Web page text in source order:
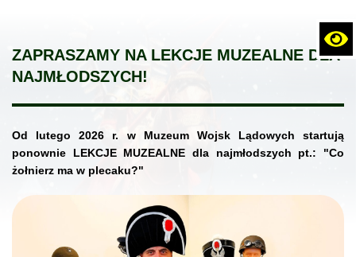
ZAPRASZAMY NA LEKCJE MUZEALNE DLA
NAJMŁODSZYCH!
Od lutego 2026 r. w Muzeum Wojsk Lądowych startują
ponownie LEKCJE MUZEALNE dla najmłodszych pt.: "Co
żołnierz ma w plecaku?"